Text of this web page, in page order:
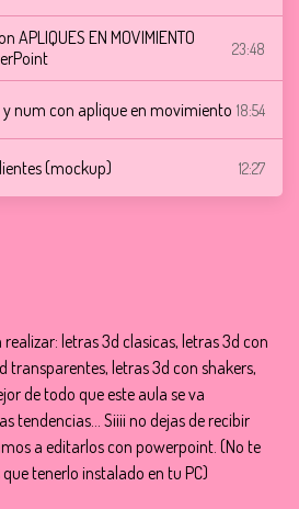
APLIQUES EN MOVIMIENTO
23:48
y num con aplique en movimiento 18:54
(mockup) 12:27
letras 3d clasicas, letras 3d con
transparentes, letras 3d con shakers,
de todo que este aula se va
tendencias... Siiii no dejas de recibir
a editarlos con powerpoint. (No te
tenerlo instalado en tu PC)